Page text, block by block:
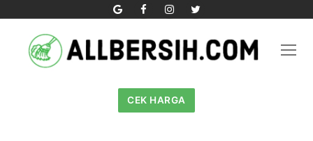
content
CEK HARGA